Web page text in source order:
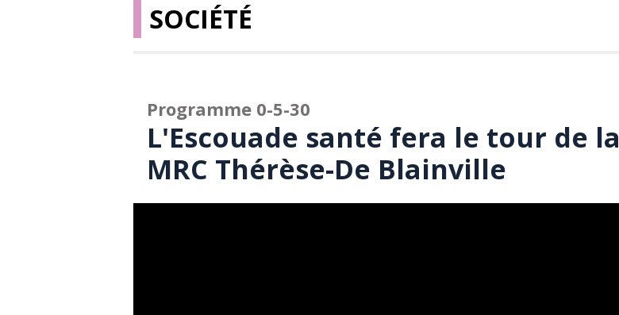
SOCIÉTÉ
Programme 0-5-30
L'Escouade santé fera le tour de la
MRC Thérèse-De Blainville